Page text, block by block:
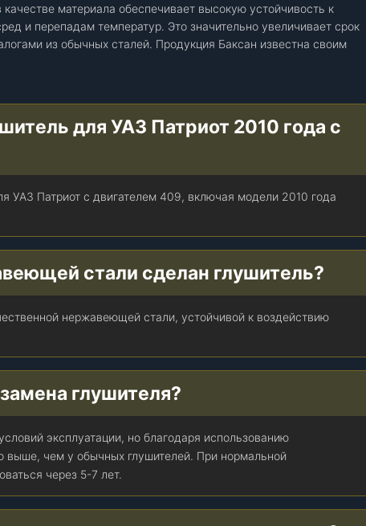
материала обеспечивает высокую устойчивость к
и перепадам температур. Это значительно увеличивает срок
из обычных сталей. Продукция Баксан известна своим
для УАЗ Патриот 2010 года с
УАЗ Патриот с двигателем 409, включая модели 2010 года
стали сделан глушитель?
нержавеющей стали, устойчивой к воздействию
глушителя?
эксплуатации, но благодаря использованию
выше, чем у обычных глушителей. При нормальной
через 5-7 лет.